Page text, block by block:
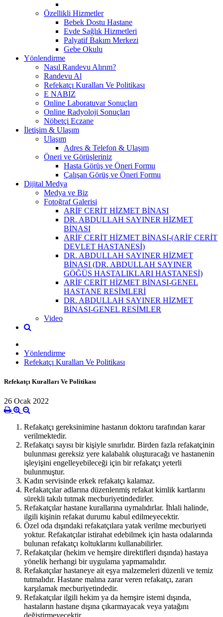
Özellikli Hizmetler
Bebek Dostu Hastane
Evde Sağlık Hizmetleri
Palyatif Bakım Merkezi
Gebe Okulu
Yönlendirme
Nasıl Randevu Alırım?
Randevu Al
Refekatçı Kuralları Ve Politikası
E NABIZ
Online Laboratuvar Sonuçları
Online Radyoloji Sonuçları
Nöbetçi Eczane
İletişim & Ulaşım
Ulaşım
Adres & Telefon & Ulaşım
Öneri ve Görüşleriniz
Hasta Görüş ve Öneri Formu
Çalışan Görüş ve Öneri Formu
Dijital Medya
Medya ve Biz
Fotoğraf Galerisi
ARİF CERİT HİZMET BİNASI
DR. ABDULLAH SAYINER HİZMET
BİNASI
ARİF CERİT HİZMET BİNASI-(ARİF CERİT
DEVLET HASTANESİ)
DR. ABDULLAH SAYINER HİZMET
BİNASI (DR. ABDULLAH SAYINER
GÖĞÜS HASTALIKLARI HASTANESİ)
ARİF CERİT HİZMET BİNASI-GENEL
HASTANE RESİMLERİ
DR. ABDULLAH SAYINER HİZMET
BİNASI-GENEL RESİMLER
Video
Yönlendirme
Refekatçı Kuralları Ve Politikası
Refekatçı Kuralları Ve Politikası
26 Ocak 2022
Refakatçı gereksinimine hastanın doktoru tarafından karar
verilmektedir.
Refakatçı sayısı bir kişiyle sınırlıdır. Birden fazla refakatçinin
bulunması gereksiz yere kalabalık oluşturacağı ve hastanenin
işleyişini engelleyebileceği için bir refakatçı yeterli
bulunmuştur.
Kadın servisinde erkek refakatçı kalamaz.
Refakatçılar adlarına düzenlenmiş refakat kimlik kartlarını
sürekli takılı tutmak mecburiyetindedirler.
Refakatçılar hastane kurallarına uymalıdırlar. İhlali halinde,
ilgili kişinin refakat durumu kabul edilmeyecektir.
Özel oda dışındaki refakatçılara yatak verilme mecburiyeti
yoktur. Refakatçılar istirahat edebilmek için hasta odalarında
bulunan refakatçı koltuklarını kullanabilirler.
Refakatçılar (hekim ve hemşire direktifleri dışında) hastaya
yönelik herhangi bir uygulama yapmamalıdır.
Refakatçılar hastaneye ait eşya malzemeleri düzenli ve temiz
tutmalıdır. Hastane malına zarar veren refakatçı, zararı
karşılamak mecburiyetindedir.
Refakatçılar ilgili hekim ya da hemşire istemi dışında,
hastaların hastane dışına çıkarmayacak veya yatağını